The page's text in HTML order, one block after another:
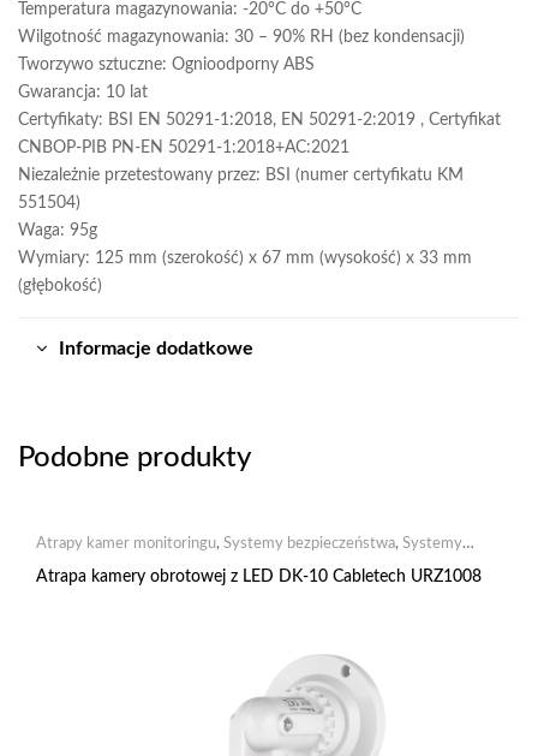
Temperatura magazynowania: -20°C do +50°C
Wilgotność magazynowania: 30 – 90% RH (bez kondensacji)
Tworzywo sztuczne: Ognioodporny ABS
Gwarancja: 10 lat
Certyfikaty: BSI EN 50291-1:2018, EN 50291-2:2019 , Certyfikat
CNBOP-PIB PN-EN 50291-1:2018+AC:2021
Niezależnie przetestowany przez: BSI (numer certyfikatu KM
551504)
Waga: 95g
Wymiary: 125 mm (szerokość) x 67 mm (wysokość) x 33 mm
(głębokość)
Informacje dodatkowe
Podobne produkty
Atrapy kamer monitoringu, Systemy bezpieczeństwa, Systemy
monitoringu
Atrapa kamery obrotowej z LED DK-10 Cabletech URZ1008